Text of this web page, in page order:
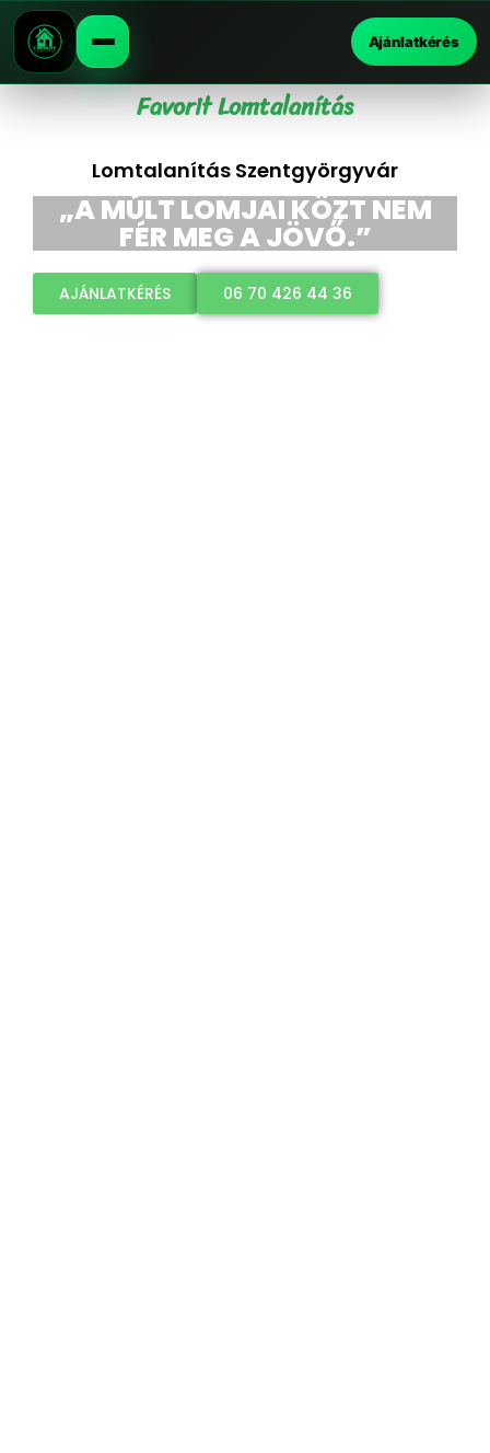
Ajánlatkérés
Favorit Lomtalanítás
Lomtalanítás Szentgyörgyvár
„A MÚLT LOMJAI KÖZT NEM
FÉR MEG A JÖVŐ.”
AJÁNLATKÉRÉS 06 70 426 44 36